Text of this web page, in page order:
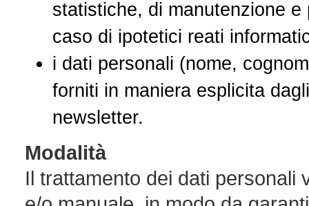
statistiche, di manutenzione
caso di ipotetici reati
i dati personali (nome,
forniti in maniera esplicita
newsletter.
Modalità
Il trattamento dei dati personali